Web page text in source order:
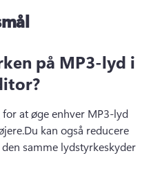
på MP3-lyd i
for at øge enhver MP3-lyd
Du kan også reducere
samme lydstyrkeskyder